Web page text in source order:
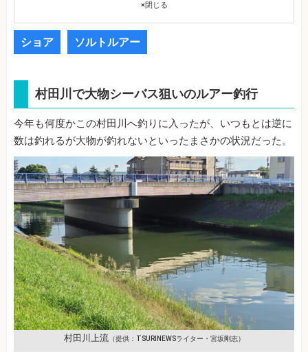
×閉じる
ショア ソルトルアー
村田川で大物シーバス狙いのルアー釣行
今年も何度かこの村田川へ釣りに入ったが、いつもとは逆に
数は釣れるが大物が釣れないといったまさかの状況だった。
村田川上流（提供：TSURINEWSライター・宮坂剛志）